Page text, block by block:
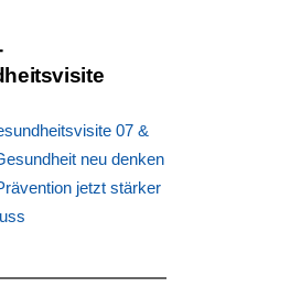
07 &
neu denken
jetzt stärker